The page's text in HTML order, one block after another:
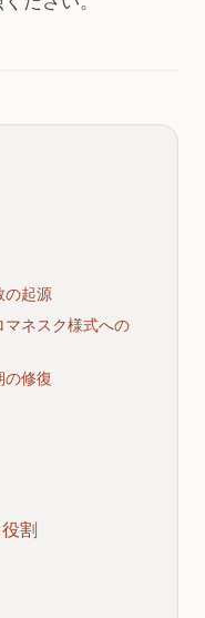
の起源
マネスク様式への
の修復
割